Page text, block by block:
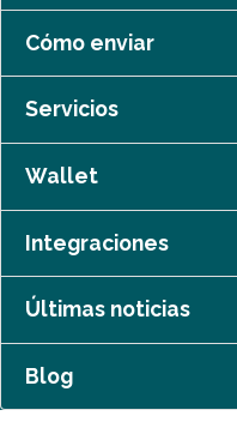
Cómo enviar
Servicios
Wallet
Integraciones
Últimas noticias
Blog